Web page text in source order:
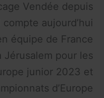
Vendée depuis
aujourd’hui
équipe de France
Jérusalem pour les
junior 2023 et
d’Europe